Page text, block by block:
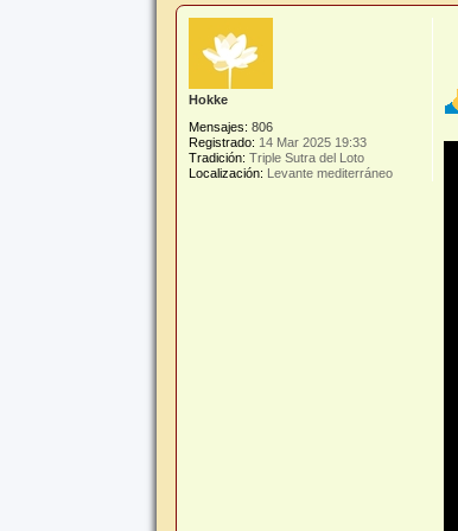
Hokke
Mensajes: 806
Registrado: 14 Mar 2025 19:33
Tradición: Triple Sutra del Loto
Localización: Levante mediterráneo